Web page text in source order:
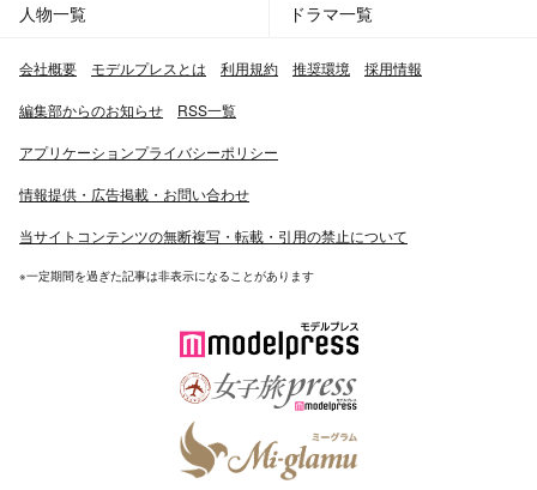
人物一覧 ドラマ一覧
会社概要 モデルプレスとは 利用規約 推奨環境 採用情報
編集部からのお知らせ RSS一覧
アプリケーションプライバシーポリシー
情報提供・広告掲載・お問い合わせ
当サイトコンテンツの無断複写・転載・引用の禁止について
※一定期間を過ぎた記事は非表示になることがあります